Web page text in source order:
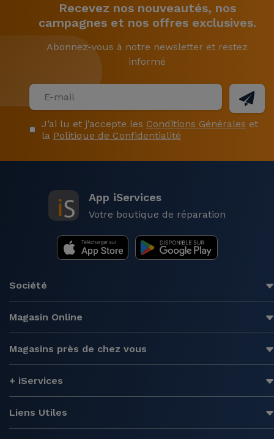
Recevez nos nouveautés, nos
campagnes et nos offres exclusives.
Abonnez-vous à notre newsletter et restez
informé
J’ai lu et j’accepte les Conditions Générales et
la Politique de Confidentialité
App iServices
Votre boutique de réparation
Société
Magasin Online
Magasins près de chez vous
+ iServices
Liens Utiles